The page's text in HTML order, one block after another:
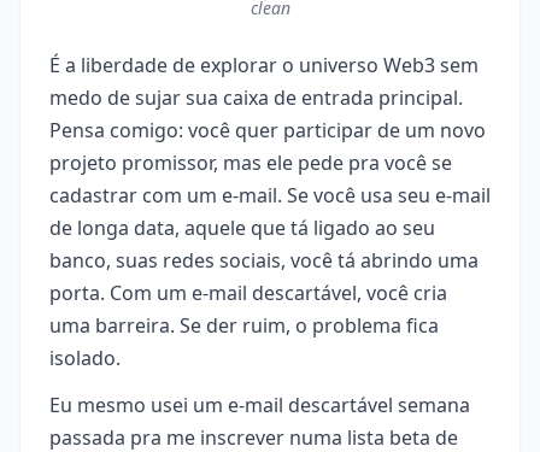
clean
É a liberdade de explorar o universo Web3 sem
medo de sujar sua caixa de entrada principal.
Pensa comigo: você quer participar de um novo
projeto promissor, mas ele pede pra você se
cadastrar com um e-mail. Se você usa seu e-mail
de longa data, aquele que tá ligado ao seu
banco, suas redes sociais, você tá abrindo uma
porta. Com um e-mail descartável, você cria
uma barreira. Se der ruim, o problema fica
isolado.
Eu mesmo usei um e-mail descartável semana
passada pra me inscrever numa lista beta de